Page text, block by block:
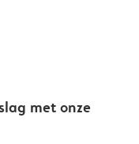
met onze